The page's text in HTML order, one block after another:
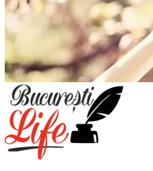
Meniu
principal